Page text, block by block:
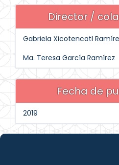
Director /
Gabriela Xicotencatl
Ma. Teresa García Ramírez
Fecha de
2019